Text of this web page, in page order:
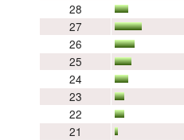
28
27
26
25
24
23
22
21